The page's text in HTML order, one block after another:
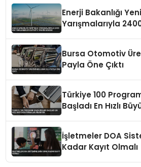
Enerji Bakanlığı
Yarışmalarıyla
Bursa Otomotiv
Payla Öne Çıktı
Türkiye 100
Başladı En Hızlı
İşletmeler DOA
Kadar Kayıt Olmalı